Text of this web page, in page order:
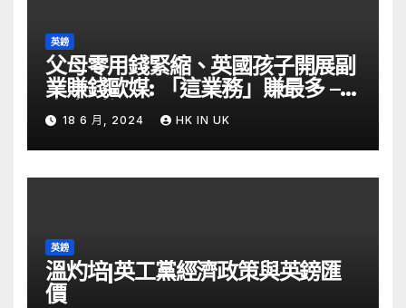
英鎊
父母零用錢緊縮、英國孩子開展副
業賺錢歐媒: 「這業務」賺最多 –
自由財經
18 6 月, 2024 HK IN UK
英鎊
溫灼培|英工黨經濟政策與英鎊匯
價